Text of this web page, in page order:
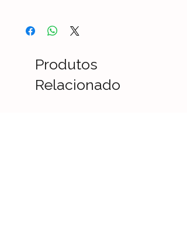
todas as suas dúvidas com um
Produtos
Relacionado